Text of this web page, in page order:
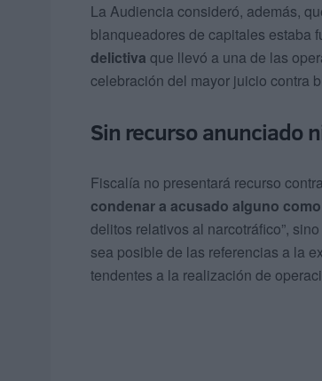
La Audiencia consideró, además,
blanqueadores de capitales estaba
delictiva que llevó a una de las
celebración del mayor juicio contra
Sin recurso anunciado
Fiscalía no presentará recurso
condenar a acusado alguno
delitos relativos al narcotráfico”,
sea posible de las referencias a la
tendentes a la realización de